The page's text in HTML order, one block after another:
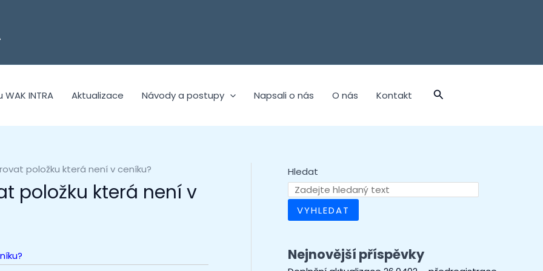
INTRA Aktualizace Návody a postupy Napsali o nás O nás Kontakt
položku která není v ceníku?
položku která není v
Hledat
VYHLEDAT
Nejnovější příspěvky